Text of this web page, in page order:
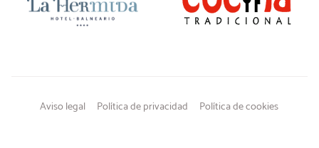
Aviso legal Política de privacidad Política de cookies